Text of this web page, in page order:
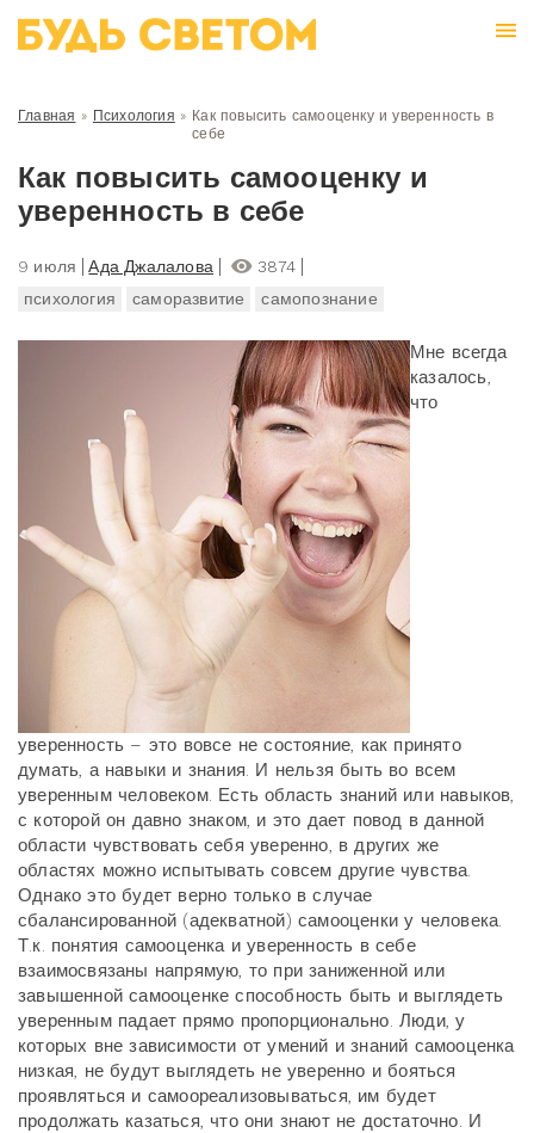
Главная » Психология » Как повысить самооценку и уверенность в
себе
Как повысить самооценку и
уверенность в себе
9 июля Ада Джалалова
3874
психология
саморазвитие самопознание
Мне всегда
казалось,
что
уверенность – это вовсе не состояние, как принято
думать, а навыки и знания. И нельзя быть во всем
уверенным человеком. Есть область знаний или навыков,
с которой он давно знаком, и это дает повод в данной
области чувствовать себя уверенно, в других же
областях можно испытывать совсем другие чувства.
Однако это будет верно только в случае
сбалансированной (адекватной) самооценки у человека.
Т.к. понятия самооценка и уверенность в себе
взаимосвязаны напрямую, то при заниженной или
завышенной самооценке способность быть и выглядеть
уверенным падает прямо пропорционально. Люди, у
которых вне зависимости от умений и знаний самооценка
низкая, не будут выглядеть не уверенно и бояться
проявляться и самоореализовываться, им будет
продолжать казаться, что они знают не достаточно. И